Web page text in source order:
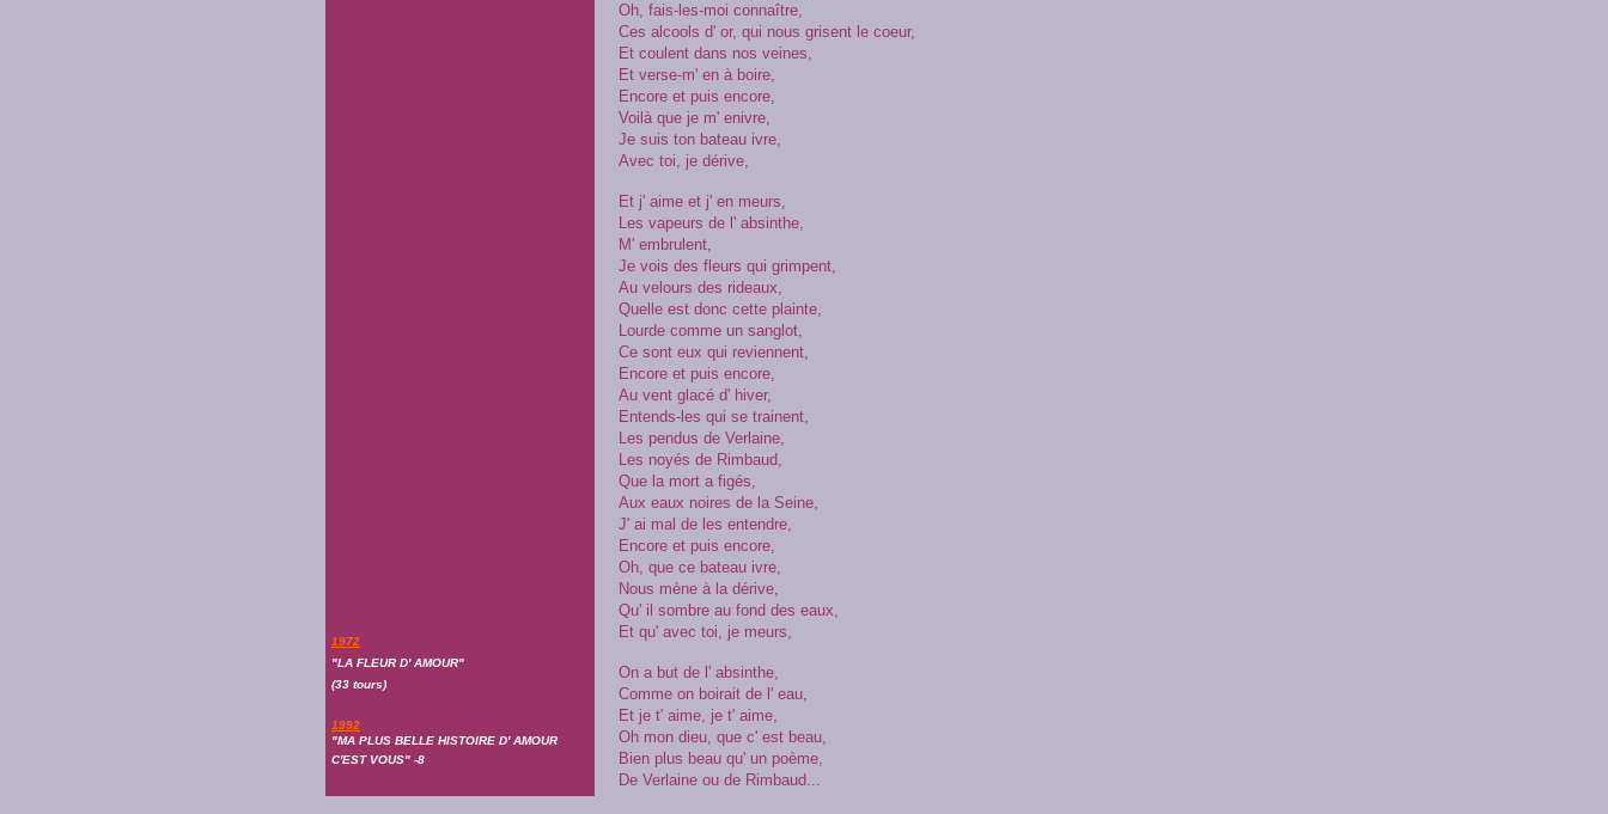
1972
"LA FLEUR D' AMOUR"
(33 tours)
1992
"MA PLUS BELLE HISTOIRE D' AMOUR
C'EST VOUS" -8
Oh, fais-les-moi connaître,
Ces alcools d' or, qui nous grisent le coeur,
Et coulent dans nos veines,
Et verse-m' en à boire,
Encore et puis encore,
Voilà que je m' enivre,
Je suis ton bateau ivre,
Avec toi, je dérive,
Et j' aime et j' en meurs,
Les vapeurs de l' absinthe,
M' embrulent,
Je vois des fleurs qui grimpent,
Au velours des rideaux,
Quelle est donc cette plainte,
Lourde comme un sanglot,
Ce sont eux qui reviennent,
Encore et puis encore,
Au vent glacé d' hiver,
Entends-les qui se trainent,
Les pendus de Verlaine,
Les noyés de Rimbaud,
Que la mort a figés,
Aux eaux noires de la Seine,
J' ai mal de les entendre,
Encore et puis encore,
Oh, que ce bateau ivre,
Nous mène à la dérive,
Qu' il sombre au fond des eaux,
Et qu' avec toi, je meurs,
On a but de l' absinthe,
Comme on boirait de l' eau,
Et je t' aime, je t' aime,
Oh mon dieu, que c' est beau,
Bien plus beau qu' un poème,
De Verlaine ou de Rimbaud...